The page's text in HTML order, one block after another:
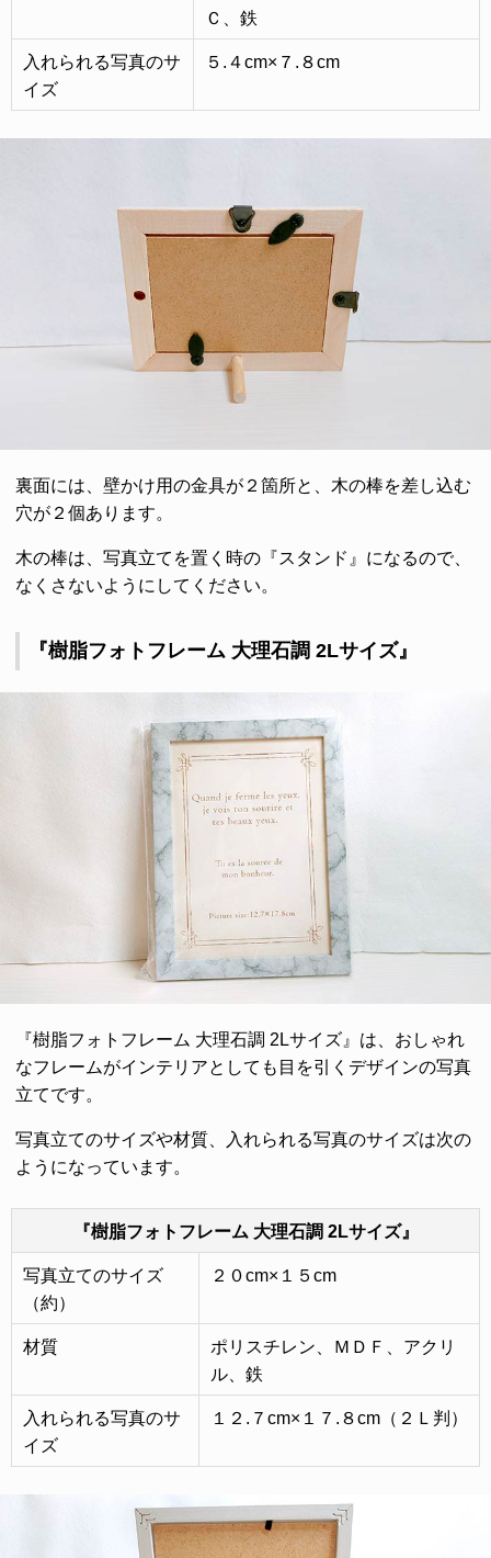
Ｃ、鉄
入れられる写真のサ
イズ
５.４cm×７.８cm
裏面には、壁かけ用の金具が２箇所と、木の棒を差し込む
穴が２個あります。
木の棒は、写真立てを置く時の『スタンド』になるので、
なくさないようにしてください。
『樹脂フォトフレーム 大理石調 2Lサイズ』
『樹脂フォトフレーム 大理石調 2Lサイズ』は、おしゃれ
なフレームがインテリアとしても目を引くデザインの写真
立てです。
写真立てのサイズや材質、入れられる写真のサイズは次の
ようになっています。
『樹脂フォトフレーム 大理石調 2Lサイズ』
写真立てのサイズ
（約）
２０cm×１５cm
材質
ポリスチレン、ＭＤＦ、アクリ
ル、鉄
入れられる写真のサ
イズ
１２.７cm×１７.８cm（２Ｌ判）